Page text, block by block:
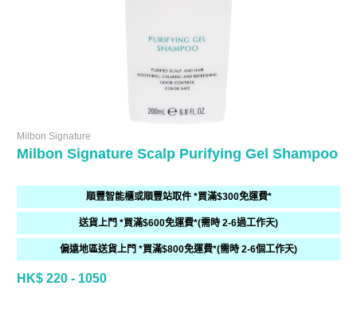
Milbon Signature
Milbon Signature Scalp Purifying Gel Shampoo
順豐智能櫃或順豐站取件 *買滿$300免運費*
送貨上門 *買滿$600免運費*(需時 2-6過工作天)
偏遠地區送貨上門 *買滿$800免運費*(需時 2-6個工作天)
HK$ 220 - 1050